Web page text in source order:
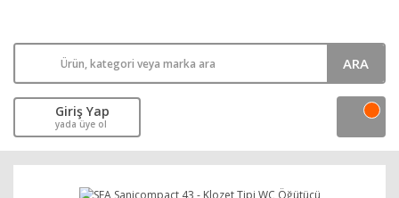
ARA
Giriş Yap
yada üye ol